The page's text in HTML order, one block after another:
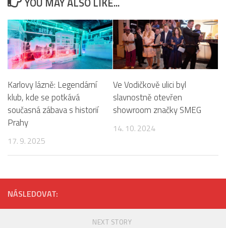
Karlovy lázně: Legendární
klub, kde se potkává
současná zábava s historií
Prahy
17. 9. 2025
Ve Vodičkově ulici byl
slavnostně otevřen
showroom značky SMEG
14. 10. 2024
NÁSLEDOVAT:
NEXT STORY